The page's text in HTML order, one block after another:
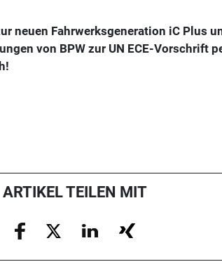
neuen Fahrwerksgeneration iC Plus
von BPW zur UN ECE-Vorschrift
ARTIKEL TEILEN MIT